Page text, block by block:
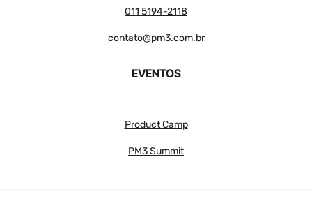
011 5194-2118
contato@pm3.com.br
EVENTOS
Product Camp
PM3 Summit